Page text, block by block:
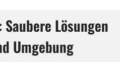
Lösungen
Umgebung